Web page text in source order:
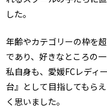
した。
年齢やカテゴリーの枠を
であり、好きなところの一
私自身も、愛媛FCレディ
台』として目指してもら
く思いました。